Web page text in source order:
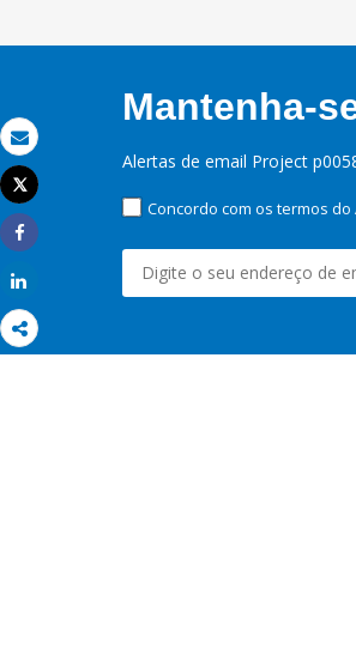
Email
Imprimir
Tweet
Share
Mantenha-
Alertas de email Project
Concordo com os termos